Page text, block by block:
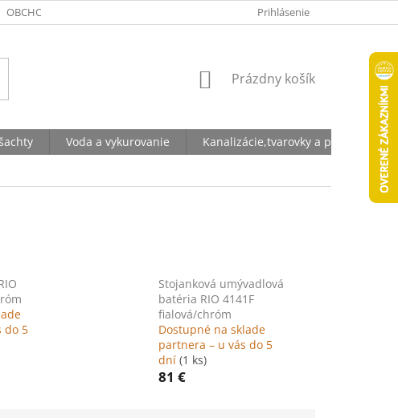
OBCHODNÉ PODMIENKY OCHRANA OSOBNÝCH ÚDAJOV
Prihlásenie
NÁKUPNÝ
Prázdny košík
Voda a vykurovanie
Kanalizácie,tvarovky a potrubia
do 5
Stojanková umývadlová
batéria RIO 4141F
fialová/chróm
Dostupné na sklade
partnera – u vás do 5
dní(1 ks)
81 €